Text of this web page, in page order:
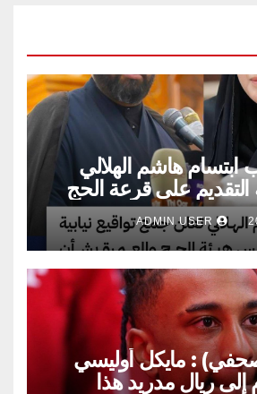
ابتسام هاشم الهلالي
على قرعة الحج
: مايكل أوليسي
إلى ريال مدريد هذا